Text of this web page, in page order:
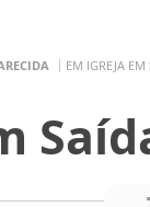
EM IGREJA EM